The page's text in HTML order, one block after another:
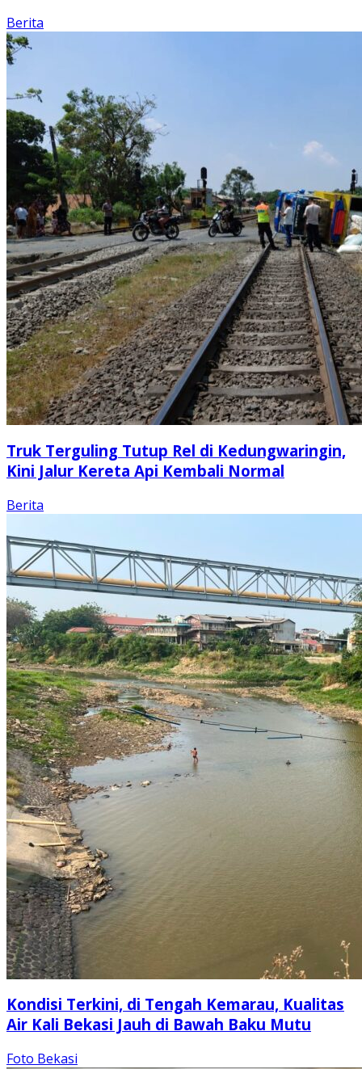
Berita
Truk Terguling Tutup Rel di Kedungwaringin,
Kini Jalur Kereta Api Kembali Normal
Berita
Kondisi Terkini, di Tengah Kemarau, Kualitas
Air Kali Bekasi Jauh di Bawah Baku Mutu
Foto Bekasi